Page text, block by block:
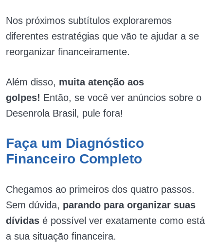
Nos próximos subtítulos exploraremos
diferentes estratégias que vão te ajudar a se
reorganizar financeiramente.
Além disso, muita atenção aos
golpes! Então, se você ver anúncios sobre o
Desenrola Brasil, pule fora!
Faça um Diagnóstico
Financeiro Completo
Chegamos ao primeiros dos quatro passos.
Sem dúvida, parando para organizar suas
dívidas é possível ver exatamente como está
a sua situação financeira.